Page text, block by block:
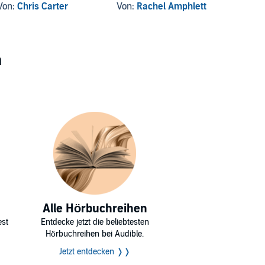
Chris Carter
Von: Rachel Amphlett
Alle Hörbuchreihen
Entdecke jetzt die beliebtesten
Hörbuchreihen bei Audible.
Jetzt entdecken ❭❭